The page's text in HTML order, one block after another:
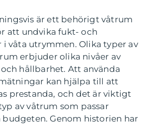
är ett behörigt våtrum
att undvika fukt- och
i våta utrymmen. Olika typer av
erbjuder olika nivåer av
hållbarhet. Att använda
kan hjälpa till att
prestanda, och det är viktigt
av våtrum som passar
budgeten. Genom historien har